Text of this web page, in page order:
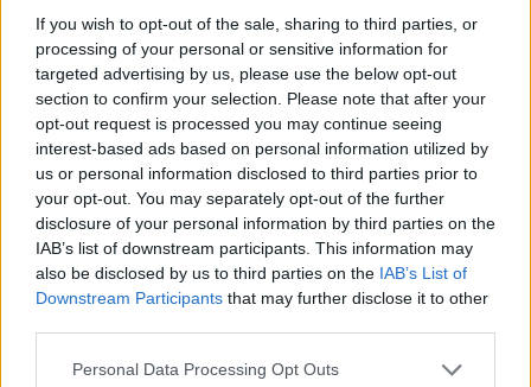
If you wish to opt-out of the sale, sharing to third parties, or
processing of your personal or sensitive information for
targeted advertising by us, please use the below opt-out
section to confirm your selection. Please note that after your
opt-out request is processed you may continue seeing
interest-based ads based on personal information utilized by
us or personal information disclosed to third parties prior to
your opt-out. You may separately opt-out of the further
disclosure of your personal information by third parties on the
IAB’s list of downstream participants. This information may
also be disclosed by us to third parties on the IAB’s List of
Downstream Participants that may further disclose it to other
Personal Data Processing Opt Outs